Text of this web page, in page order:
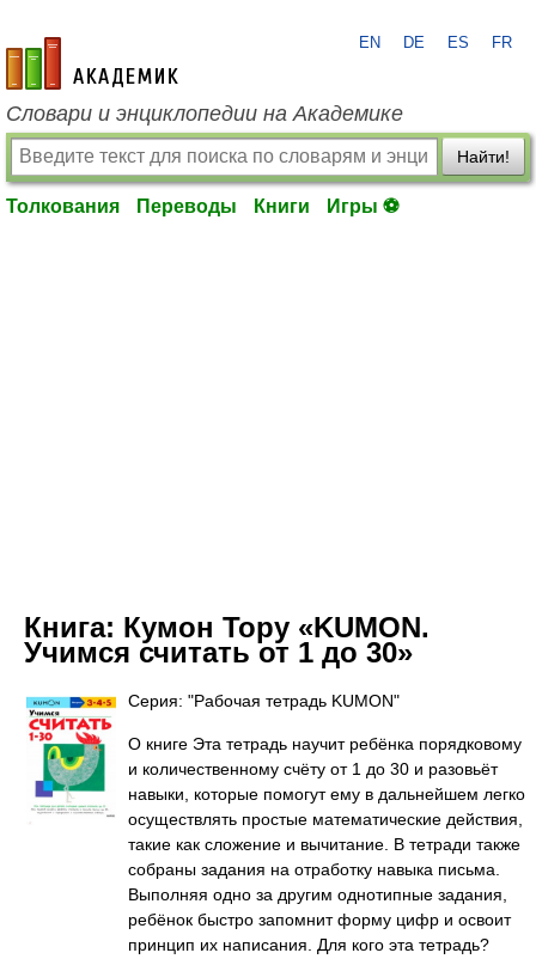
academic.ru
EN DE ES FR
Словари и энциклопедии на Академике
Найти!
Толкования Переводы Книги Игры ⚽
Книга: Кумон Тору «KUMON.
Учимся считать от 1 до 30»
Серия: "Рабочая тетрадь KUMON"
О книге Эта тетрадь научит ребёнка порядковому
и количественному счёту от 1 до 30 и разовьёт
навыки, которые помогут ему в дальнейшем легко
осуществлять простые математические действия,
такие как сложение и вычитание. В тетради также
собраны задания на отработку навыка письма.
Выполняя одно за другим однотипные задания,
ребёнок быстро запомнит форму цифр и освоит
принцип их написания. Для кого эта тетрадь?